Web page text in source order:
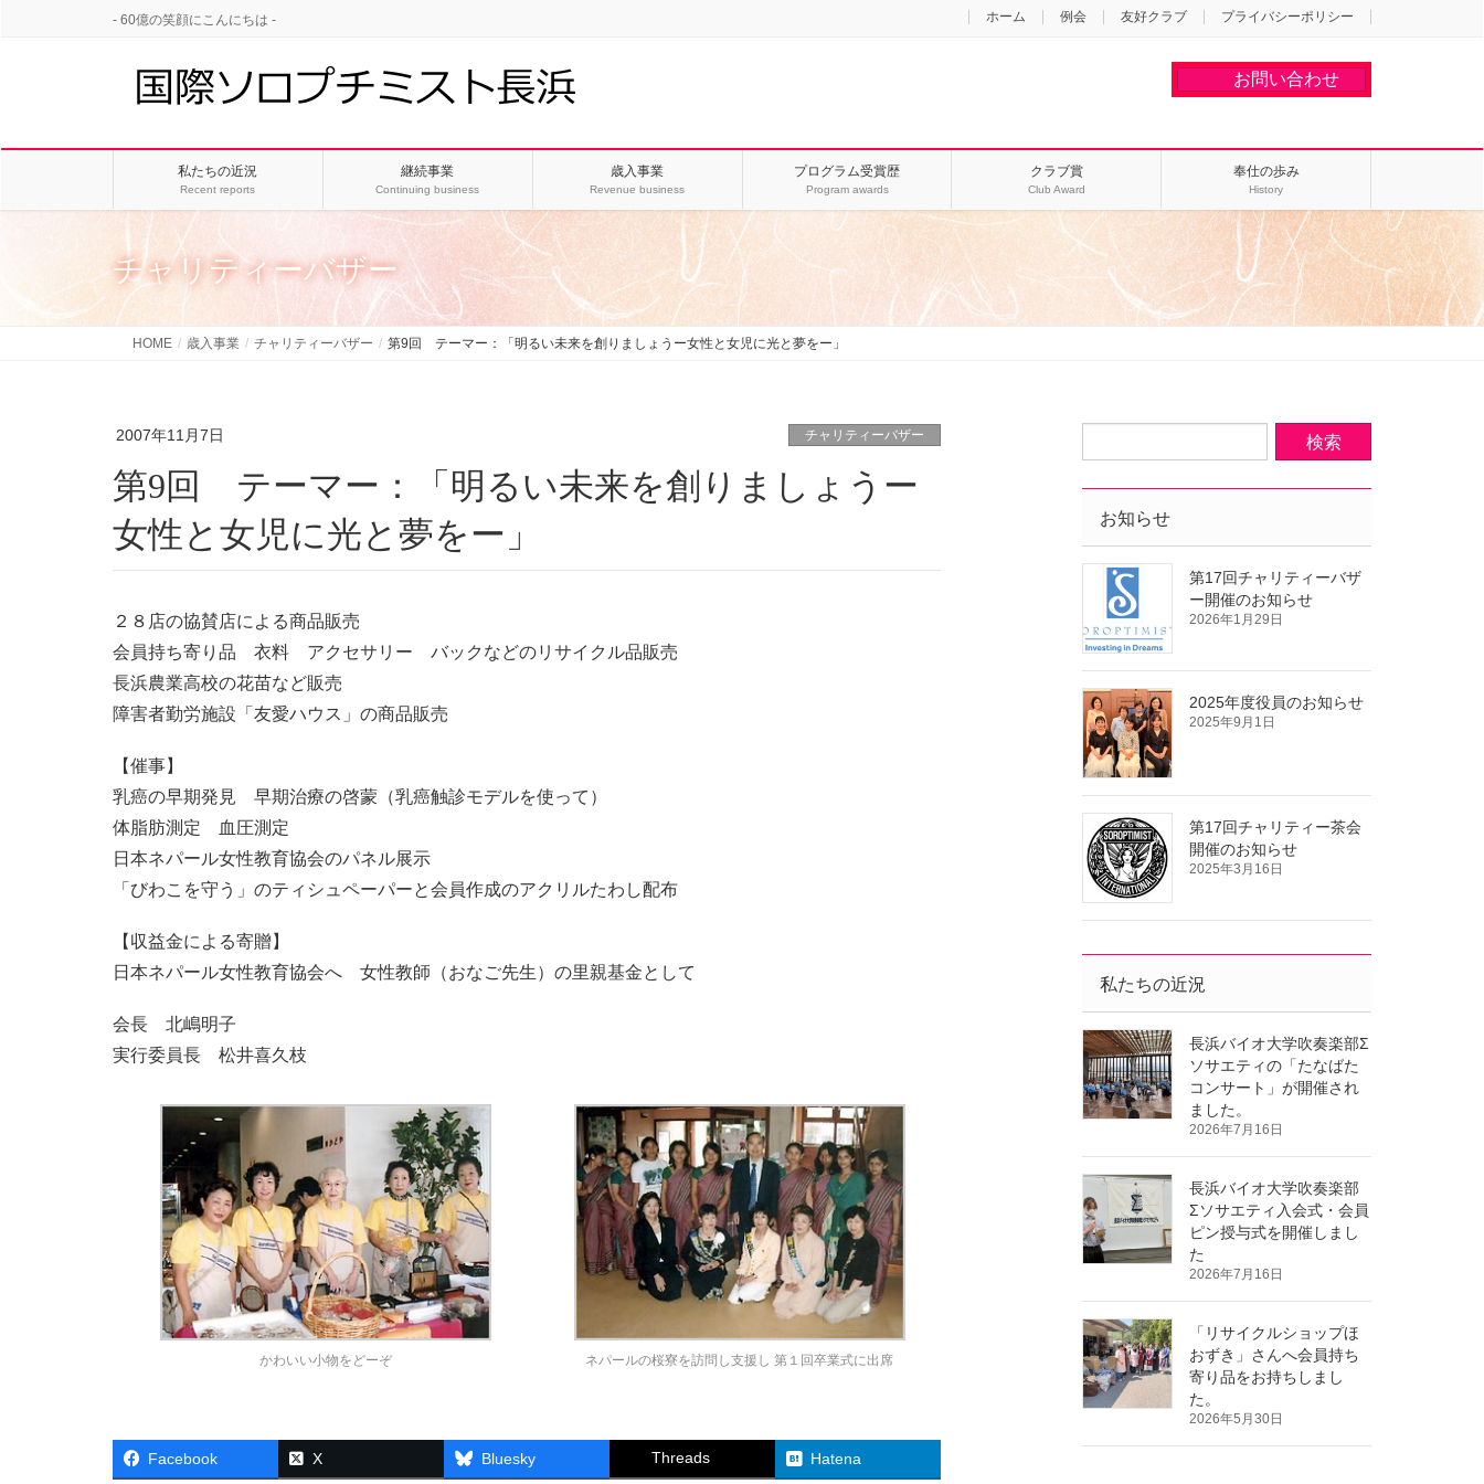
- 60億の笑顔にこんにちは - ホーム 例会 友好クラブ プライバシーポリシー
お問い合わせ
私たちの近況
Recent reports
継続事業
Continuing business
歳入事業
Revenue business
プログラム受賞歴
Program awards
クラブ賞
Club Award
奉仕の歩み
History
チャリティーバザー
HOME 歳入事業 チャリティーバザー 第9回 テーマー：「明るい未来を創りましょうー女性と女児に光と夢をー」
2007年11月7日 チャリティーバザー
第9回 テーマー：「明るい未来を創りましょうー
女性と女児に光と夢をー」
２８店の協賛店による商品販売
会員持ち寄り品 衣料 アクセサリー バックなどのリサイクル品販売
長浜農業高校の花苗など販売
障害者勤労施設「友愛ハウス」の商品販売
【催事】
乳癌の早期発見 早期治療の啓蒙（乳癌触診モデルを使って）
体脂肪測定 血圧測定
日本ネパール女性教育協会のパネル展示
「びわこを守う」のティシュペーパーと会員作成のアクリルたわし配布
【収益金による寄贈】
日本ネパール女性教育協会へ 女性教師（おなご先生）の里親基金として
会長 北嶋明子
実行委員長 松井喜久枝
かわいい小物をどーぞ ネパールの桜寮を訪問し支援し 第１回卒業式に出席
Facebook X Bluesky Threads Hatena
お知らせ
第17回チャリティーバザ
ー開催のお知らせ
2026年1月29日
2025年度役員のお知らせ
2025年9月1日
第17回チャリティー茶会
開催のお知らせ
2025年3月16日
私たちの近況
長浜バイオ大学吹奏楽部Σ
ソサエティの「たなばた
コンサート」が開催され
ました。
2026年7月16日
長浜バイオ大学吹奏楽部
Σソサエティ入会式・会員
ピン授与式を開催しまし
た
2026年7月16日
「リサイクルショップほ
おずき」さんへ会員持ち
寄り品をお持ちしまし
た。
2026年5月30日